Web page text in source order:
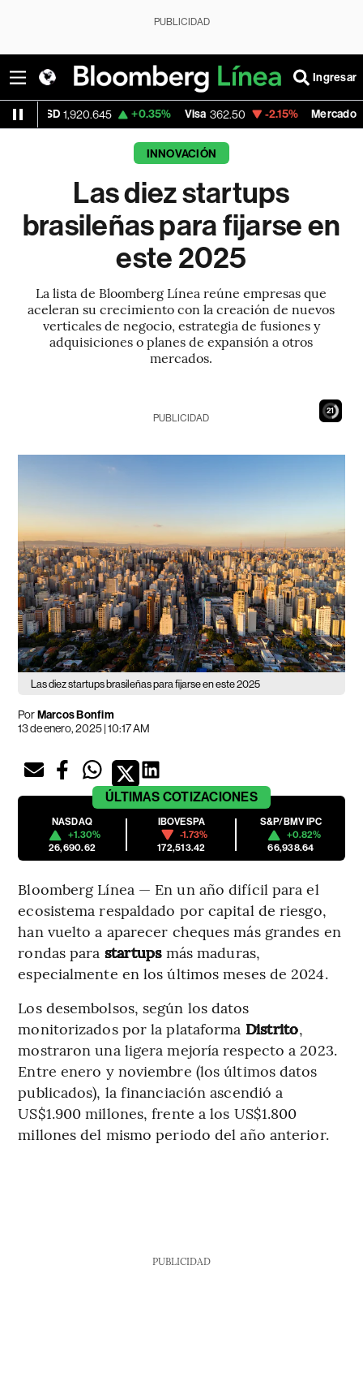
PUBLICIDAD
Ingresar
+0.35% Visa 362.50 -2.15% MercadoLibre
INNOVACIÓN
Las diez startups
brasileñas para fijarse en
este 2025
La lista de Bloomberg Línea reúne empresas que
aceleran su crecimiento con la creación de nuevos
verticales de negocio, estrategia de fusiones y
adquisiciones o planes de expansión a otros
mercados.
20
PUBLICIDAD
Las diez startups brasileñas para fijarse en este 2025
PorMarcos Bonfim
13 de enero, 2025 | 10:17 AM
ÚLTIMAS COTIZACIONES
NASDAQ
+1.30%
26,690.62
IBOVESPA
-1.73%
172,513.42
S&P/BMV IPC
+0.82%
66,938.64
Bloomberg Línea — En un año difícil para el
ecosistema respaldado por capital de riesgo,
han vuelto a aparecer cheques más grandes en
rondas para startups más maduras,
especialmente en los últimos meses de 2024.
Los desembolsos, según los datos
monitorizados por la plataforma Distrito,
mostraron una ligera mejoría respecto a 2023.
Entre enero y noviembre (los últimos datos
publicados), la financiación ascendió a
US$1.900 millones, frente a los US$1.800
millones del mismo periodo del año anterior.
PUBLICIDAD